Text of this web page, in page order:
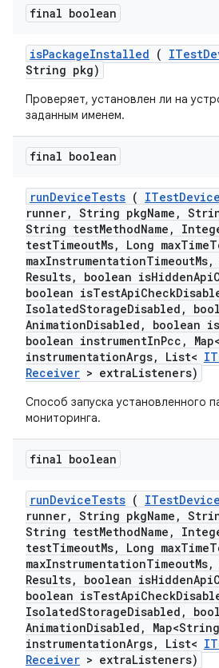
final boolean
isPackageInstalled ( ITest
String pkg)
Проверяет, установлен ли на
заданным именем.
final boolean
runDeviceTests ( ITestDevice
runner, String pkgName ,
String testMethodName ,
testTimeoutMs, Long maxTime
maxInstrumentationTimeoutMs,
Results, boolean isHiddenApi
boolean isTestApiCheck
IsolatedStorageDisabled ,
AnimationDisabled , boolean is
boolean instrumentInPcc ,
instrumentationArgs, List<
Receiver > extraListeners)
Способ запуска установленного
мониторинга.
final boolean
runDeviceTests ( ITestDevice
runner, String pkgName ,
String testMethodName ,
testTimeoutMs, Long maxTime
maxInstrumentationTimeoutMs,
Results, boolean isHiddenApi
boolean isTestApiCheck
IsolatedStorageDisabled ,
AnimationDisabled , Map<String
instrumentationArgs, List<
Receiver > extraListeners)